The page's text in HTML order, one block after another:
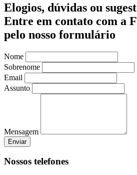
Elogios, dúvidas ou
Entre em contato com a
pelo nosso formulário
Nome
Sobrenome
Email
Assunto
Mensagem
Enviar
Nossos telefones